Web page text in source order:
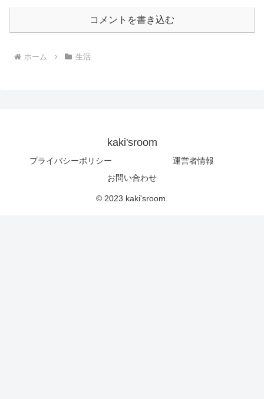
コメントを書き込む
ホーム 生活
kaki'sroom
プライバシーポリシー
運営者情報
お問い合わせ
© 2023 kaki'sroom.